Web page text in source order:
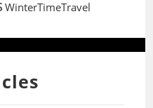
WinterTimeTravel